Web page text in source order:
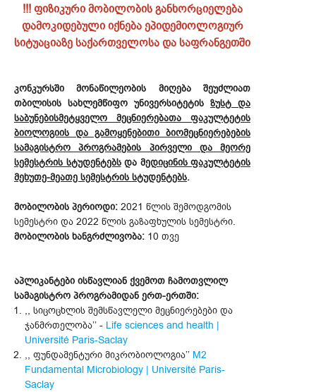
!!! ფიზიკური მობილობის განხორციელება
დამოკიდებული იქნება ეპიდემიოლოგიურ
სიტუაციაზე საქართველოსა და საფრანგეთში
კონკურსში მონაწილეობის მიღება შეუძლიათ
თბილისის სახლემწიფო უნივერსიტეტის ზუსტ და
საბუნებისმეტყველო მეცნიერებათა ფაკულტეტის
ბიოლოგიის და გამოყენებითი ბიომეცნიერებების
სამაგისტრო პროგრამების პირველი და მეორე
სემესტრის სტუდენტებსდა მედიცინის ფაკულტეტის
მეხუთე-მეათე სემესტრის სტუდენტებს.
მობილობის პერიოდი: 2021 წლის შემოდგომის
სემესტრი და 2022 წლის გაზაფხულის სემესტრი.
მობილობის ხანგრძლივობა: 10 თვე
აპლიკანტები ისწავლიან ქვემოთ ჩამოთვლილ
სამაგისტრო პროგრამიდან ერთ-ერთში:
,, სიცოცხლის შემსწავლელი მეცნიერებები და
ჯანმრთელობა’’ - Life sciences and health |
Université Paris-Saclay
,, ფუნდამენტური მიკრობიოლოგია’’ M2
Fundamental Microbiology | Université Paris-
Saclay